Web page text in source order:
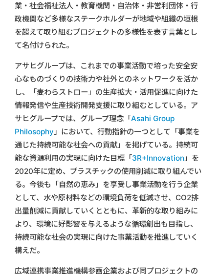
業・社会福祉法人・教育機関・自治体・非営利団体・行
政機関など多様なステークホルダーが地域や組織の垣根
を超えて取り組むプロジェクトの多様性を表す言葉とし
て名付けられた。
アサヒグループは、これまでの事業活動で培った安全安
心なものづくりの技術力や社外とのネットワークを活か
し、「麦わらストロー」の生産拡大・活用促進に向けた
情報発信や生産技術開発支援に取り組むとしている。ア
サヒグループでは、グループ理念「Asahi Group
Philosophy 」において、行動指針の一つとして「事業を
通じた持続可能な社会への貢献」を掲げている。持続可
能な資源利用の実現に向けた目標「3R+Innovation 」を
2020年に定め、プラスチックの使用削減に取り組んでい
る。今後も「自然の恵み」を享受し事業活動を行う企業
として、水や原材料などの環境負荷を低減させ、CO2排
出量削減に貢献していくとともに、革新的な取り組みに
より、環境に好影響を与えるような循環創出も目指し、
持続可能な社会の実現に向けた事業活動を推進していく
構えだ。
広域連携事業推進機構参画企業および同プロジェクトの